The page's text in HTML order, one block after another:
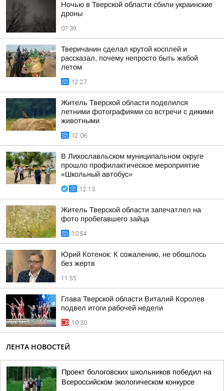
Ночью в Тверской области сбили украинские
дроны
07:39
Тверичанин сделал крутой косплей и
рассказал, почему непросто быть жабой
летом
12:27
Житель Тверской области поделился
летними фотографиями со встречи с дикими
животными
12:06
В Лихославльском муниципальном округе
прошло профилактическое мероприятие
«Школьный автобус»
12:13
Житель Тверской области запечатлел на
фото пробегавшего зайца
10:54
Юрий Котенок: К сожалению, не обошлось
без жертв
11:55
Глава Тверской области Виталий Королев
подвел итоги рабочей недели
10:30
ЛЕНТА НОВОСТЕЙ
Проект бологовских школьников победил на
Всероссийском экологическом конкурсе